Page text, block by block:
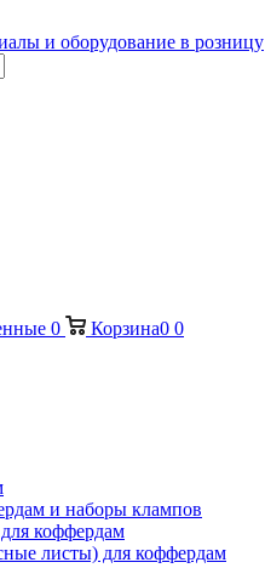
и оборудование в розницу
0 Корзина0 0
и наборы клампов
коффердам
листы) для коффердам